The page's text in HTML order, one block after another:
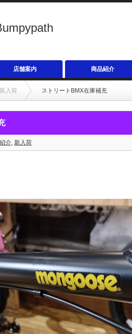
店舗案内 商品紹介
新入荷 ストリートBMX在庫補充
介, 新入荷